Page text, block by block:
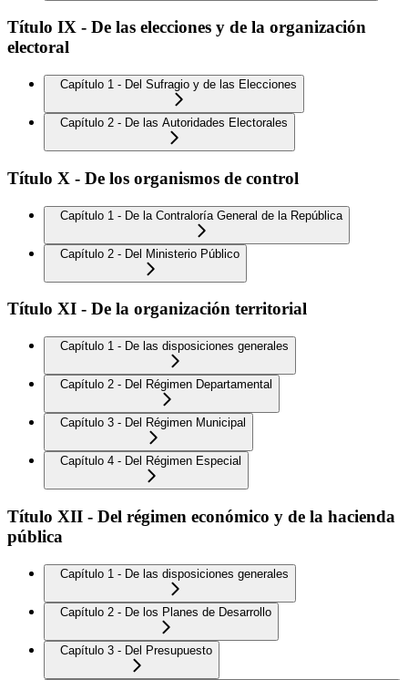
Título IX - De las elecciones y de la organización
electoral
Capítulo 1 - Del Sufragio y de las Elecciones
Capítulo 2 - De las Autoridades Electorales
Título X - De los organismos de control
Capítulo 1 - De la Contraloría General de la República
Capítulo 2 - Del Ministerio Público
Título XI - De la organización territorial
Capítulo 1 - De las disposiciones generales
Capítulo 2 - Del Régimen Departamental
Capítulo 3 - Del Régimen Municipal
Capítulo 4 - Del Régimen Especial
Título XII - Del régimen económico y de la hacienda
pública
Capítulo 1 - De las disposiciones generales
Capítulo 2 - De los Planes de Desarrollo
Capítulo 3 - Del Presupuesto